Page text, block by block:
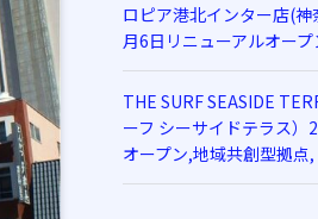
ロピア港北インター店(
月6日リニューアルオープ
THE SURF SEASIDE
ーフ シーサイドテラス
オープン,地域共創型拠点,